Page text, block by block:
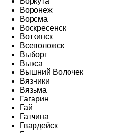
Воронеж
Ворсма
Воскресенск
Воткинск
Всеволожск
Выборг
Выкса
Вышний Волочек
Вязники
Вязьма
Гагарин
Гай
Гатчина
Гвардейск